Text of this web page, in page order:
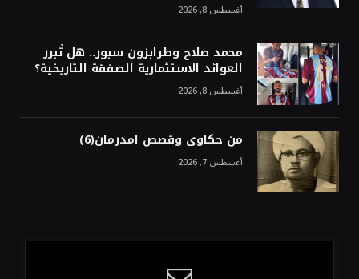
أغسطس 8, 2026
محمد صلاح وطرابزون سبور.. هل تُبرر
العوائد الاستثمارية الصفقة التاريخية؟
أغسطس 8, 2026
من حكاوى وقصص امدرمان(6)
أغسطس 7, 2026